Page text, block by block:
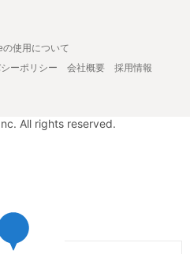
使用について
ーポリシー 会社概要
採用情報
All rights reserved.